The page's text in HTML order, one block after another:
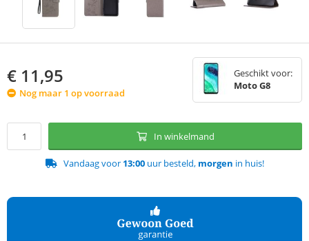
€ 11,95
Nog maar 1 op voorraad
Geschikt voor:
Moto G8
In winkelmand
Vandaag voor 13:00uur besteld, morgen in huis!